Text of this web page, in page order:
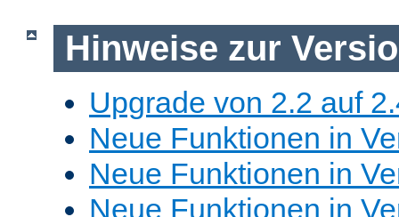
Hinweise zur
Upgrade von 2.2 auf
Neue Funktionen in
Neue Funktionen in
Neue Funktionen in